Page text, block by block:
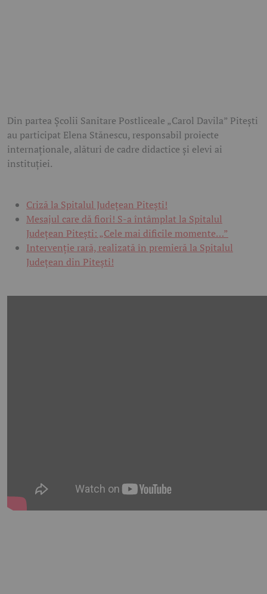
Din partea Școlii Sanitare Postliceale „Carol Davila” Pitești
au participat Elena Stănescu, responsabil proiecte
internaționale, alături de cadre didactice și elevi ai
instituției.
Criză la Spitalul Județean Pitești!
Mesajul care dă fiori! S-a întâmplat la Spitalul
Județean Pitești: „Cele mai dificile momente…”
Intervenție rară, realizată în premieră la Spitalul
Județean din Pitești!